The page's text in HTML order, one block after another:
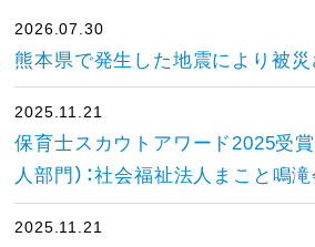
2026.07.30
熊本県で発生した地震により被
2025.11.21
保育士スカウトアワード2025受
人部門）：社会福祉法人まこと鳴
2025.11.21